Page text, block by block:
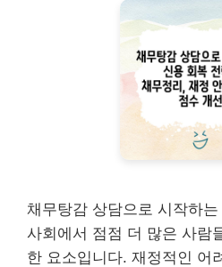
채무탕감 상담으로 시작하
사회에서 점점 더 많은 사람
한 요소입니다. 재정적인 어